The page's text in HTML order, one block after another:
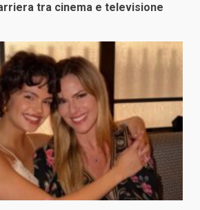
tra cinema e televisione